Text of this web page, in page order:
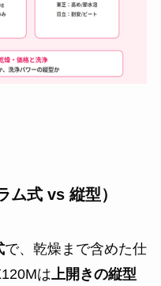
式 vs 縦型）
で、乾燥まで含めた仕
は上開きの縦型